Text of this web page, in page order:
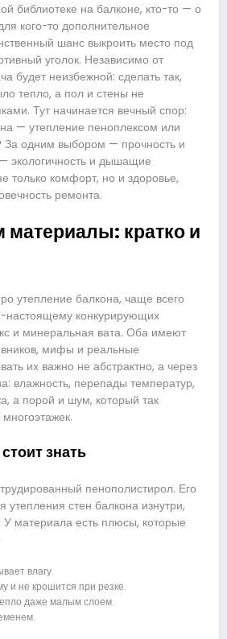
библиотеке на балконе, кто-то — о
кого-то дополнительное
шанс выкроить место под
уголок. Независимо от
будет неизбежной: сделать так,
тепло, а пол и стены не
Тут начинается вечный спор:
— утепление пеноплексом или
За одним выбором — прочность и
экологичность и дышащие
только комфорт, но и здоровье,
ремонта.
кратко и
утепление балкона, чаще всего
настоящему конкурирующих
и минеральная вата. Оба имеют
мифы и реальные
их важно не абстрактно, а через
влажность, перепады температур,
а порой и шум, который так
знать
пенополистирол. Его
утепления стен балкона изнутри,
материала есть плюсы, которые
влагу.
и не крошится при резке.
даже малым слоем.